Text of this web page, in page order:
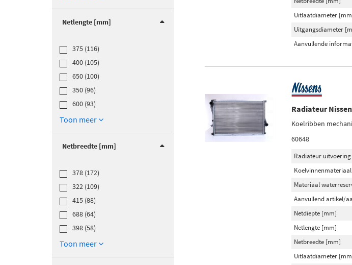
Netlengte [mm]
375 (116)
400 (105)
650 (100)
350 (96)
600 (93)
Toon meer
Netbreedte [mm]
378 (172)
322 (109)
415 (88)
688 (64)
398 (58)
Toon meer
Uitlaatdiameter
Uitgangsdiameter
Aanvullende
Radiateur
Koelribben
60648
Radiateur uitvoering
Koelvinnenmateriaal
Materiaal
Aanvullend artikel/
Netdiepte [mm]
Netlengte [mm]
Netbreedte [mm]
Uitlaatdiameter